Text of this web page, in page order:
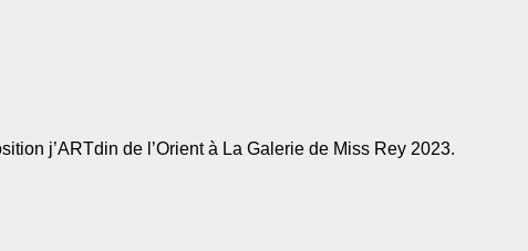
j’ARTdin de l’Orient à La Galerie de Miss Rey 2023.